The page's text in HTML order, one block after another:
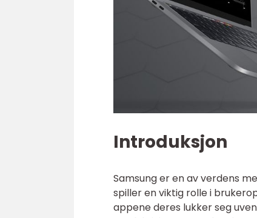
Introduksjon
Samsung er en av verdens
spiller en viktig rolle i
appene deres lukker seg